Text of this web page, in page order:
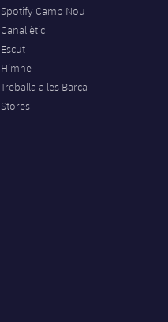
Spotify Camp Nou
Canal ètic
Escut
Himne
Treballa a les Barça
Stores